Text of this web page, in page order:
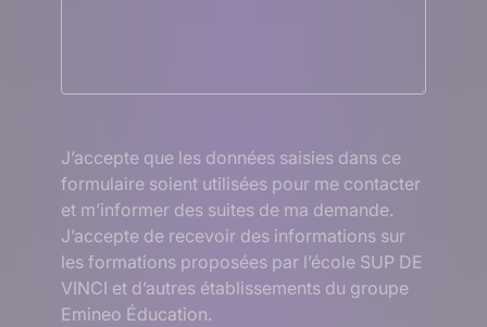
RGPD
J’accepte que les données saisies dans ce
formulaire soient utilisées pour me contacter
et m’informer des suites de ma demande.
J’accepte de recevoir des informations sur
les formations proposées par l’école SUP DE
VINCI et d’autres établissements du groupe
Emineo Éducation.